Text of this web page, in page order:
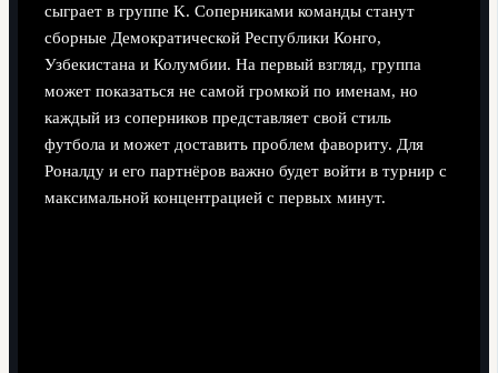
сыграет в группе K. Соперниками команды станут
сборные Демократической Республики Конго,
Узбекистана и Колумбии. На первый взгляд, группа
может показаться не самой громкой по именам, но
каждый из соперников представляет свой стиль
футбола и может доставить проблем фавориту. Для
Роналду и его партнёров важно будет войти в турнир с
максимальной концентрацией с первых минут.